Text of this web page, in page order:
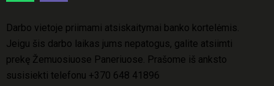
Darbo vietoje priimami atsiskaitymai banko kortelėmis.
Jeigu šis darbo laikas jums nepatogus, galite atsiimti
prekę Žemuosiuose Paneriuose. Prašome iš anksto
susisiekti telefonu +370 648 41896